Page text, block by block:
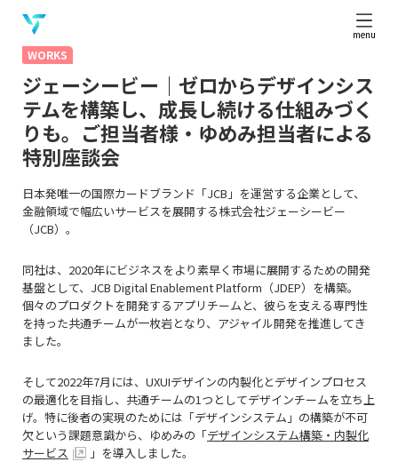
menu
WORKS
ジェーシービー｜ゼロからデザインシス
テムを構築し、成長し続ける仕組みづく
りも。ご担当者様・ゆめみ担当者による
特別座談会
日本発唯一の国際カードブランド「JCB」を運営する企業として、
金融領域で幅広いサービスを展開する株式会社ジェーシービー
（JCB）。
同社は、2020年にビジネスをより素早く市場に展開するための開発
基盤として、JCB Digital Enablement Platform（JDEP）を構築。
個々のプロダクトを開発するアプリチームと、彼らを支える専門性
を持った共通チームが一枚岩となり、アジャイル開発を推進してき
ました。
そして2022年7月には、UXUIデザインの内製化とデザインプロセス
の最適化を目指し、共通チームの1つとしてデザインチームを立ち上
げ。特に後者の実現のためには「デザインシステム」の構築が不可
欠という課題意識から、ゆめみの 「デザインシステム構築・内製化
サービス
」を導入しました。